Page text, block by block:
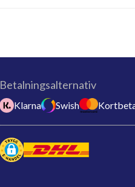
Betalningsalternativ
Klarna Swish